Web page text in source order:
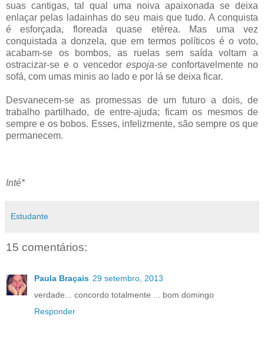
suas cantigas, tal qual uma noiva apaixonada se deixa
enlaçar pelas ladainhas do seu mais que tudo. A conquista
é esforçada, floreada quase etérea. Mas uma vez
conquistada a donzela, que em termos políticos é o voto,
acabam-se os bombos, as ruelas sem saída voltam a
ostracizar-se e o vencedor espoja-se confortavelmente no
sofá, com umas minis ao lado e por lá se deixa ficar.
Desvanecem-se as promessas de um futuro a dois, de
trabalho partilhado, de entre-ajuda; ficam os mesmos de
sempre e os bobos. Esses, infelizmente, são sempre os que
permanecem.
Inté*
Estudante
15 comentários:
Paula Braçais 29 setembro, 2013
verdade... concordo totalmente ... bom domingo
Responder